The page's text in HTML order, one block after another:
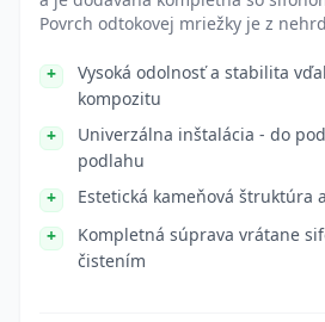
Povrch odtokovej mriežky je z
Vysoká odolnosť a stabilita
kompozitu
Univerzálna inštalácia - do
podlahu
Estetická kameňová štruktúra
Kompletná súprava vrátane
čistením